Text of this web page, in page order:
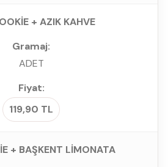
+ AZIK KAHVE
ADET
119,90 TL
+ BAŞKENT LİMONATA